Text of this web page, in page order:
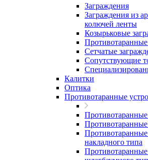
Заграждения
Заграждения из
колючей ленты
Козырьковые
Сетчатые
Сопутствующие
Калитки
Оптика
Противотаранные
Противотаранные
Противотаранные
накладного типа
Противотаранные